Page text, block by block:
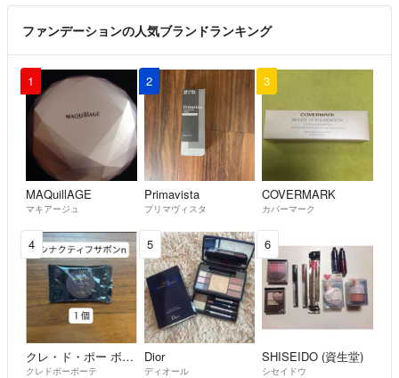
ファンデーションの人気ブランドランキング
1
MAQuillAGE
マキアージュ
2
Primavista
プリマヴィスタ
3
COVERMARK
カバーマーク
4
クレ・ド・ポー ボーテ
クレドポーボーテ
5
Dior
ディオール
6
SHISEIDO (資生堂)
シセイドウ